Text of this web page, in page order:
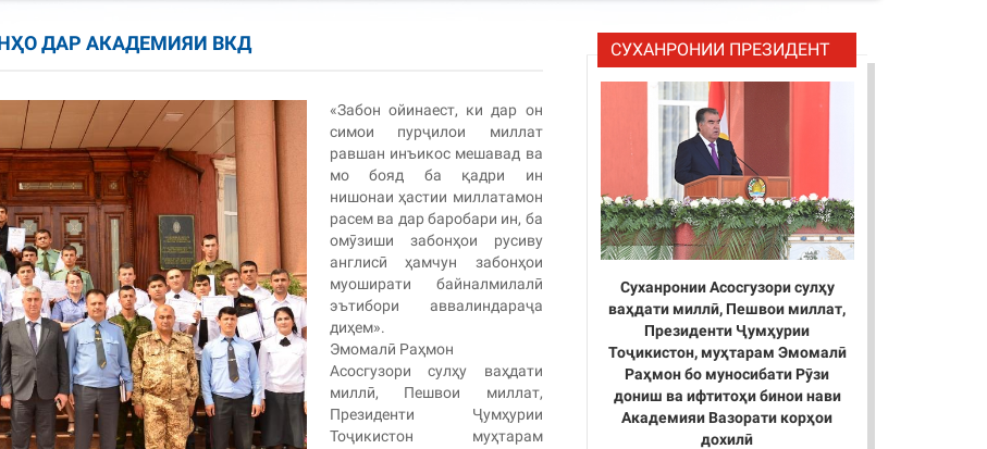
ДАР АКАДЕМИЯИ ВКД
«Забон ойинаест, ки дар он
симои пурҷилои миллат
равшан инъикос мешавад ва
мо бояд ба қадри ин
нишонаи ҳастии миллатамон
расем ва дар баробари ин, ба
омӯзиши забонҳои русиву
англисӣ ҳамчун забонҳои
муоширати байналмилалӣ
эътибори аввалиндараҷа
диҳем».
Эмомалӣ Раҳмон
Асосгузори сулҳу ваҳдати
миллӣ, Пешвои миллат,
Президенти Ҷумҳурии
Тоҷикистон муҳтарам
СУХАНРОНИИ ПРЕЗИДЕНТ
Суханронии Асосгузори сулҳу
ваҳдати миллӣ, Пешвои миллат,
Президенти Ҷумҳурии
Тоҷикистон, муҳтарам Эмомалӣ
Раҳмон бо муносибати Рӯзи
дониш ва ифтитоҳи бинои нави
Академияи Вазорати корҳои
дохилӣ